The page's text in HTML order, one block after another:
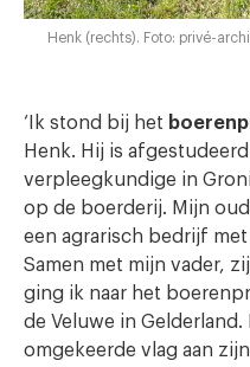
Henk (rechts). Foto: privé-
‘Ik stond bij het
Henk. Hij is
verpleegkundige in
op de boerderij. Mijn
een agrarisch bedrijf
Samen met mijn vader,
ging ik naar het
de Veluwe in Gelderland.
omgekeerde vlag aan